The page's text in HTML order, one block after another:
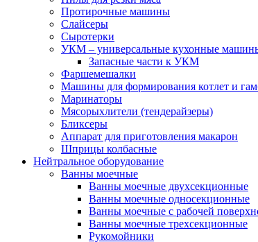
Протирочные машины
Слайсеры
Сыротерки
УКМ – универсальные кухонные
Запасные части к УКМ
Фаршемешалки
Машины для формирования котлет и
Маринаторы
Мясорыхлители (тендерайзеры)
Бликсеры
Аппарат для приготовления макарон
Шприцы колбасные
Нейтральное оборудование
Ванны моечные
Ванны моечные двухсекционные
Ванны моечные односекционные
Ванны моечные с рабочей
Ванны моечные трехсекционные
Рукомойники